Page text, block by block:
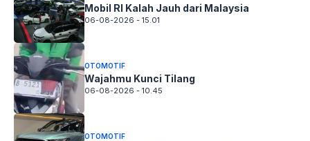
Mobil RI Kalah Jauh dari Malaysia
06-08-2026 - 15.01
OTOMOTIF
Wajahmu Kunci Tilang
06-08-2026 - 10.45
OTOMOTIF